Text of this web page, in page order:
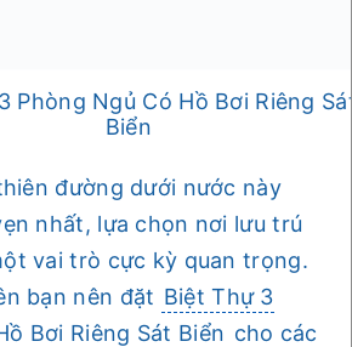
Phòng Ngủ Có Hồ Bơi Riêng
Biển
đường dưới nước này
nhất, lựa chọn nơi lưu trú
vai trò cực kỳ quan trọng.
bạn nên đặt Biệt Thự 3
Bơi Riêng Sát Biển cho các